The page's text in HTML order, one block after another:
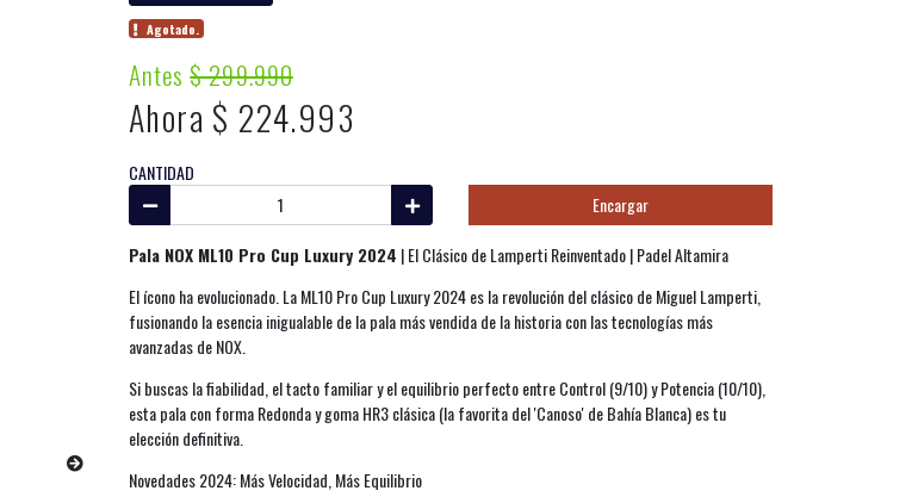
Agotado.
Antes$ 299.990
Ahora $ 224.993
CANTIDAD
Encargar
Pala NOX ML10 Pro Cup Luxury 2024 | El Clásico de Lamperti Reinventado | Padel Altamira
El ícono ha evolucionado. La ML10 Pro Cup Luxury 2024 es la revolución del clásico de Miguel Lamperti,
fusionando la esencia inigualable de la pala más vendida de la historia con las tecnologías más
avanzadas de NOX.
Si buscas la fiabilidad, el tacto familiar y el equilibrio perfecto entre Control (9/10) y Potencia (10/10),
esta pala con forma Redonda y goma HR3 clásica (la favorita del 'Canoso' de Bahía Blanca) es tu
elección definitiva.
Novedades 2024: Más Velocidad, Más Equilibrio